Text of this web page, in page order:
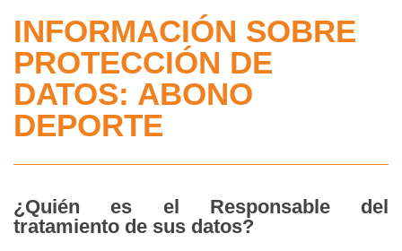
deportivos
de
gestión
directa
Relación
Puestos
de
del
Contratante
en
Plataforma
Normas
Instalaciones
Deportivas
Abono
Deporte
Administrativa
de
vía
pública
Circuito
de
Local
INFORMACIÓN SOBRE
PROTECCIÓN DE
DATOS: ABONO
DEPORTE
¿Quién es el Responsable del
tratamiento de sus datos?